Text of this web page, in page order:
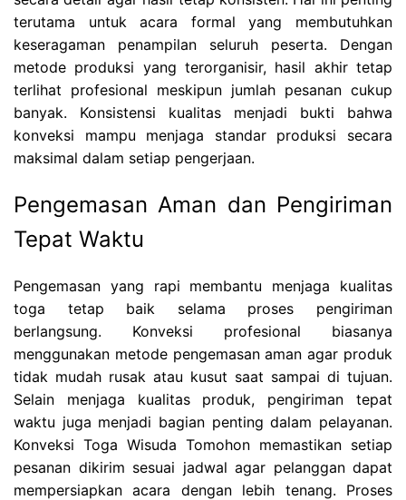
terutama untuk acara formal yang membutuhkan
keseragaman penampilan seluruh peserta. Dengan
metode produksi yang terorganisir, hasil akhir tetap
terlihat profesional meskipun jumlah pesanan cukup
banyak. Konsistensi kualitas menjadi bukti bahwa
konveksi mampu menjaga standar produksi secara
maksimal dalam setiap pengerjaan.
Pengemasan Aman dan Pengiriman
Tepat Waktu
Pengemasan yang rapi membantu menjaga kualitas
toga tetap baik selama proses pengiriman
berlangsung. Konveksi profesional biasanya
menggunakan metode pengemasan aman agar produk
tidak mudah rusak atau kusut saat sampai di tujuan.
Selain menjaga kualitas produk, pengiriman tepat
waktu juga menjadi bagian penting dalam pelayanan.
Konveksi Toga Wisuda Tomohon memastikan setiap
pesanan dikirim sesuai jadwal agar pelanggan dapat
mempersiapkan acara dengan lebih tenang. Proses